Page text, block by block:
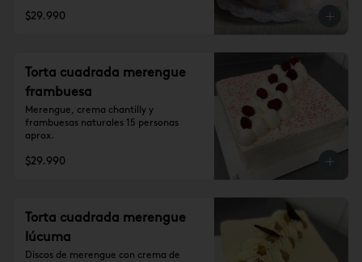
$29.990
Torta cuadrada merengue
frambuesa
Merengue, crema chantilly y
frambuesas naturales 15 personas
aprox.
$29.990
Torta cuadrada merengue
lúcuma
Discos de merengue con crema de